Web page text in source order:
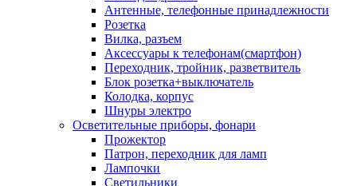
Антенные, телефонные принадлежности
Розетка
Вилка, разъем
Аксессуары к телефонам(смартфон)
Переходник, тройник, разветвитель
Блок розетка+выключатель
Колодка, корпус
Шнуры электро
Осветительные приборы, фонари
Прожектор
Патрон, переходник для ламп
Лампочки
Светильники